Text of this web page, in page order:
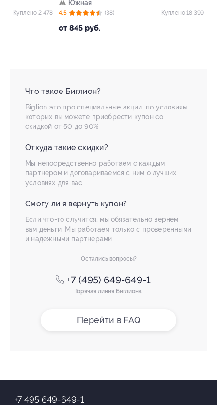
4.5 (38) Куплено 18 399 4.6
Что такое Биглион?
Biglion это про специальные акции, по условиям
которых вы можете приобрести купон со
скидкой от 50 до 90%
Откуда такие скидки?
Мы непосредственно работаем с каждым
партнером и договариваемся с ним о лучших
условиях для вас
Смогу ли я вернуть купон?
Если что-то случится, мы обязательно вернем
вам деньги. Мы работаем только с проверенными
и надежными партнерами
Остались вопросы?
+7 (495) 649-649-1
Горячая линия Биглиона
Перейти в FAQ
+7 495 649-649-1